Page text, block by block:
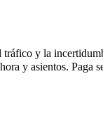
y la
y asientos. Paga